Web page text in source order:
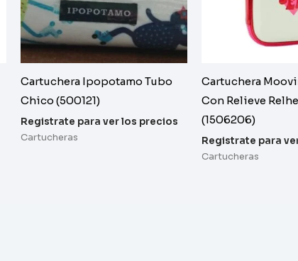
Cartuchera Ipopotamo Tubo
Chico (500121)
Registrate para ver los precios
Cartucheras
Cartuchera
Con Relieve
(1506206)
Registrate para
Cartucheras